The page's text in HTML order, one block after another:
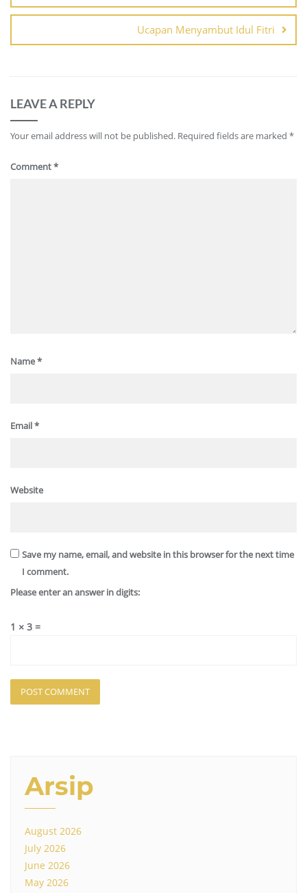
Ucapan Menyambut Idul Fitri
LEAVE A REPLY
Your email address will not be published. Required fields are marked *
Comment*
Name*
Email*
Website
Save my name, email, and website in this browser for the next time
I comment.
Please enter an answer in digits:
1 × 3 =
Arsip
August 2026
July 2026
June 2026
May 2026